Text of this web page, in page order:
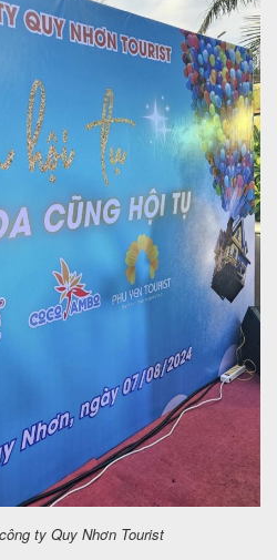
ty Quy Nhơn Tourist